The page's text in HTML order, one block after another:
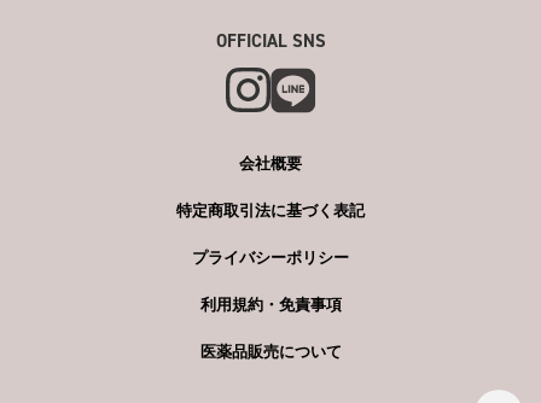
OFFICIAL SNS
会社概要
特定商取引法に基づく表記
プライバシーポリシー
利用規約・免責事項
医薬品販売について